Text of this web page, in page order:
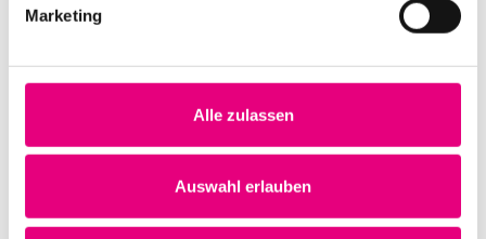
Marketing
Alle zulassen
Auswahl erlauben
Nightmares on Wax
Learn more